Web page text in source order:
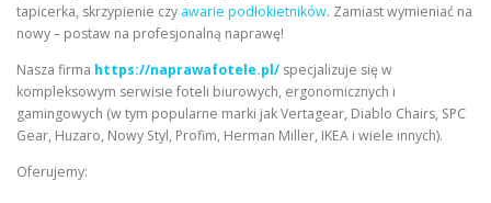
tapicerka, skrzypienie czy awarie podłokietników. Zamiast wymieniać na
nowy – postaw na profesjonalną naprawę!
Nasza firma https://naprawafotele.pl/ specjalizuje się w
kompleksowym serwisie foteli biurowych, ergonomicznych i
gamingowych (w tym popularne marki jak Vertagear, Diablo Chairs, SPC
Gear, Huzaro, Nowy Styl, Profim, Herman Miller, IKEA i wiele innych).
Oferujemy: